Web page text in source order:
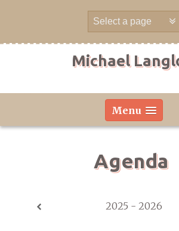
Michael
Menu
Agenda
2025 - 2026